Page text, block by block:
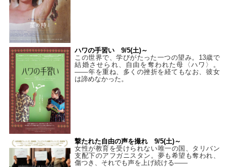
ハワの手習い 9/5(土)～
この世界で、学びがたった一つの望み。13歳で
結婚させられ、自由を奪われた母〈ハワ〉。
——年を重ね、多くの挫折を経てもなお、彼女
は諦めなかった。
撃たれた自由の声を撮れ 9/5(土)～
女性が教育を受けられない唯一の国、タリバン
支配下のアフガニスタン。夢も希望も奪われ、
傷つき、それでも声を上げ続ける——